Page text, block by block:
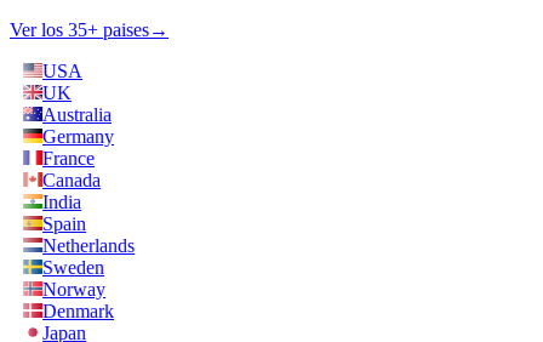
Ver los 35+ paises→
USA
UK
Australia
Germany
France
Canada
India
Spain
Netherlands
Sweden
Norway
Denmark
Japan